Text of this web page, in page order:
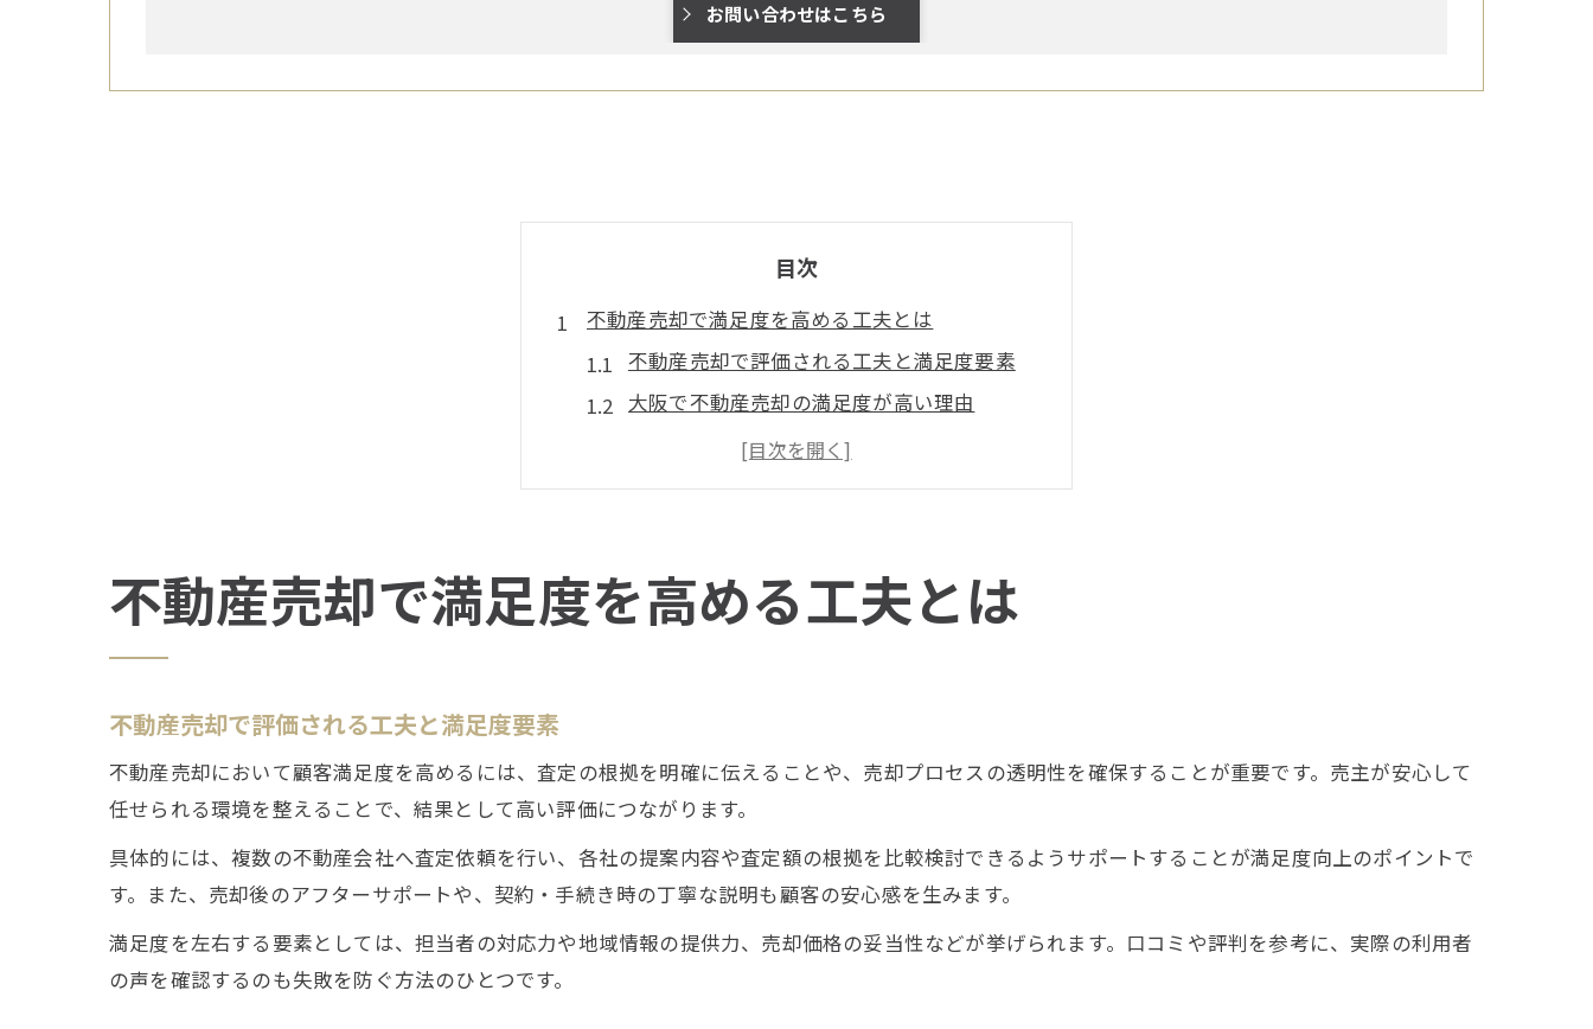
お問い合わせはこちら
目次
不動産売却で満足度を高める工夫とは
不動産売却で評価される工夫と満足度要素
大阪で不動産売却の満足度が高い理由
不動産売却の現場で活きる独自の工夫点
大阪エリアの不動産売却で重視すべき視点
不動産売却における顧客目線の大切さ
不動産売却で信頼を築く対応ポイント
満足度向上を実現できる不動産売却術
不動産売却で満足度を高める実践術
大阪で選ばれる不動産売却の工夫
不動産売却の満足度向上テクニック解説
不動産売却で満足度を高める工夫とは
不動産売却で評価される工夫と満足度要素
不動産売却において顧客満足度を高めるには、査定の根拠を明確に伝えることや、売却プロセスの透明性を確保することが重要です。売主が安心して
任せられる環境を整えることで、結果として高い評価につながります。
具体的には、複数の不動産会社へ査定依頼を行い、各社の提案内容や査定額の根拠を比較検討できるようサポートすることが満足度向上のポイントで
す。また、売却後のアフターサポートや、契約・手続き時の丁寧な説明も顧客の安心感を生みます。
満足度を左右する要素としては、担当者の対応力や地域情報の提供力、売却価格の妥当性などが挙げられます。口コミや評判を参考に、実際の利用者
の声を確認するのも失敗を防ぐ方法のひとつです。